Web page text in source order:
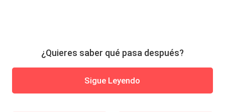
¿Quieres saber qué pasa después?
Sigue Leyendo